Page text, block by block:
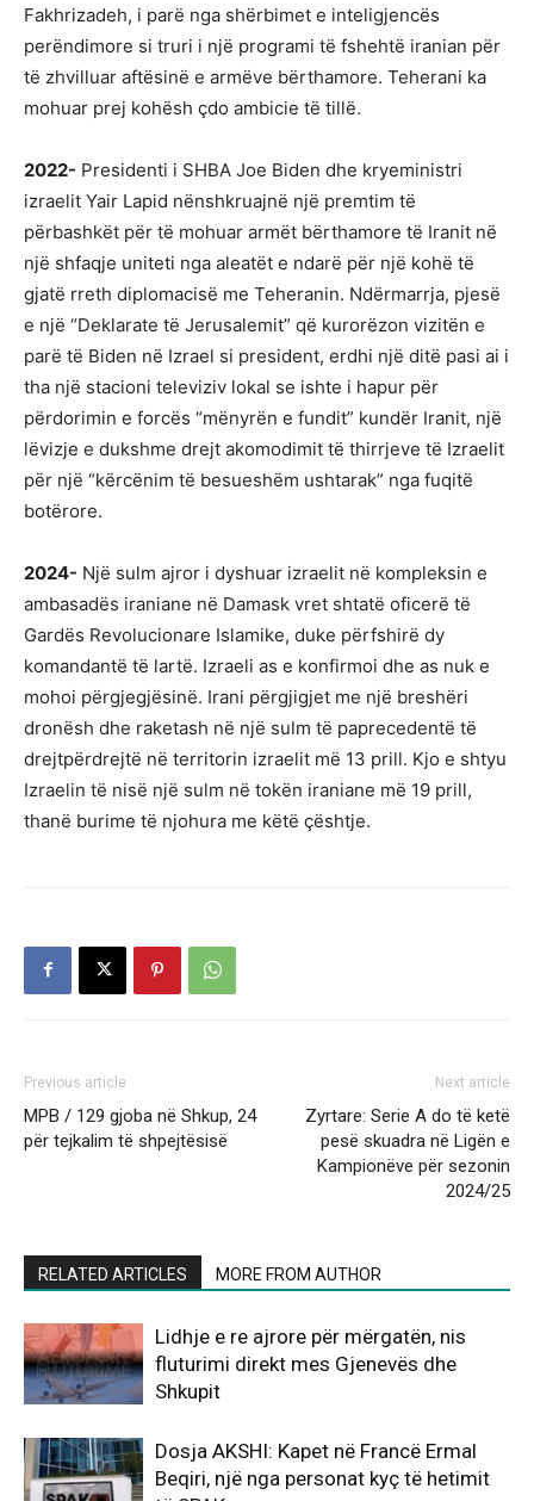
Fakhrizadeh, i parë nga shërbimet e inteligjencës
perëndimore si truri i një programi të fshehtë iranian për
të zhvilluar aftësinë e armëve bërthamore. Teherani ka
mohuar prej kohësh çdo ambicie të tillë.
2022- Presidenti i SHBA Joe Biden dhe kryeministri
izraelit Yair Lapid nënshkruajnë një premtim të
përbashkët për të mohuar armët bërthamore të Iranit në
një shfaqje uniteti nga aleatët e ndarë për një kohë të
gjatë rreth diplomacisë me Teheranin. Ndërmarrja, pjesë
e një “Deklarate të Jerusalemit” që kurorëzon vizitën e
parë të Biden në Izrael si president, erdhi një ditë pasi ai i
tha një stacioni televiziv lokal se ishte i hapur për
përdorimin e forcës “mënyrën e fundit” kundër Iranit, një
lëvizje e dukshme drejt akomodimit të thirrjeve të Izraelit
për një “kërcënim të besueshëm ushtarak” nga fuqitë
botërore.
2024- Një sulm ajror i dyshuar izraelit në kompleksin e
ambasadës iraniane në Damask vret shtatë oficerë të
Gardës Revolucionare Islamike, duke përfshirë dy
komandantë të lartë. Izraeli as e konfirmoi dhe as nuk e
mohoi përgjegjësinë. Irani përgjigjet me një breshëri
dronësh dhe raketash në një sulm të paprecedentë të
drejtpërdrejtë në territorin izraelit më 13 prill. Kjo e shtyu
Izraelin të nisë një sulm në tokën iraniane më 19 prill,
thanë burime të njohura me këtë çështje.
Previous article
MPB / 129 gjoba në Shkup, 24
për tejkalim të shpejtësisë
Next article
Zyrtare: Serie A do të ketë
pesë skuadra në Ligën e
Kampionëve për sezonin
2024/25
RELATED ARTICLES MORE FROM AUTHOR
Lidhje e re ajrore për mërgatën, nis
fluturimi direkt mes Gjenevës dhe
Shkupit
Dosja AKSHI: Kapet në Francë Ermal
Beqiri, një nga personat kyç të hetimit